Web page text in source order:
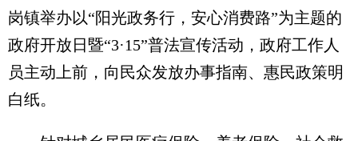
岗镇举办以“阳光政务行，安心消费路”为主题的
政府开放日暨“3·15”普法宣传活动，政府工作人
员主动上前，向民众发放办事指南、惠民政策明
白纸。